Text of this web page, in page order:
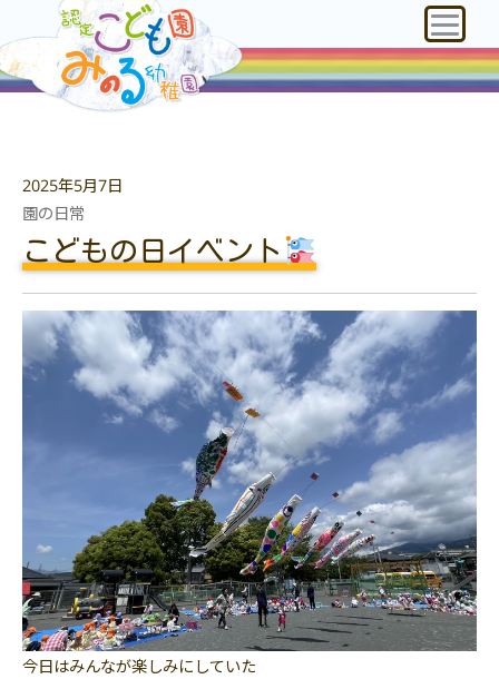
2025年5月7日
園の日常
こどもの日イベント
今日はみんなが楽しみにしていた